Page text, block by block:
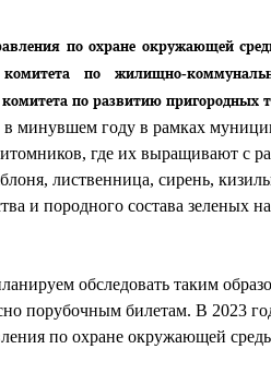
по охране окружающей
комитета по жилищно-
по развитию пригородных
минувшем году в рамках
где их выращивают с
лиственница, сирень,
и породного состава зеленых
обследовать таким
порубочным билетам. В 2023
по охране окружающей